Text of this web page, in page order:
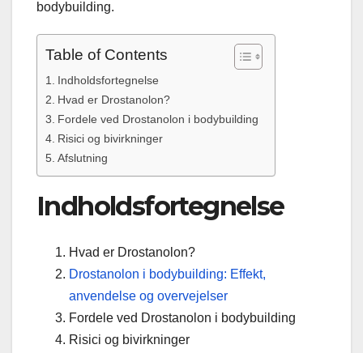
bodybuilding.
Table of Contents
Indholdsfortegnelse
Hvad er Drostanolon?
Fordele ved Drostanolon i bodybuilding
Risici og bivirkninger
Afslutning
Indholdsfortegnelse
Hvad er Drostanolon?
Drostanolon i bodybuilding: Effekt,
anvendelse og overvejelser
Fordele ved Drostanolon i bodybuilding
Risici og bivirkninger